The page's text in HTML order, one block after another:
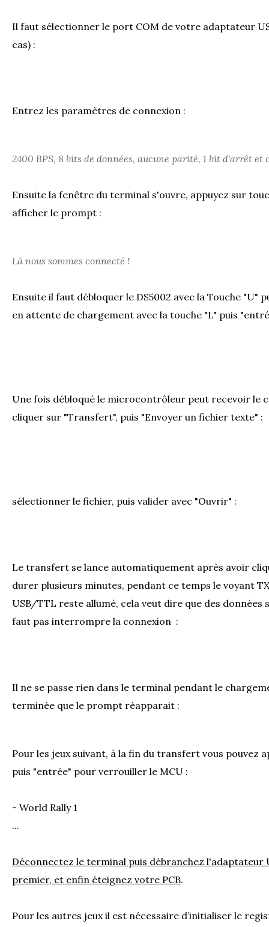
Il faut sélectionner le port COM de votre adaptateur
cas) :
Entrez les paramètres de connexion :
2400 BPS, 8 bits de données, aucune parité, 1 bit d'arrêt
Ensuite la fenêtre du terminal s'ouvre, appuyez sur
afficher le prompt :
Là nous sommes connecté !
Ensuite il faut débloquer le DS5002 avec la Touche "U"
en attente de chargement avec la touche "L" puis
Une fois débloqué le microcontrôleur peut recevoir le
cliquer sur "Transfert", puis "Envoyer un fichier texte" :
sélectionner le fichier, puis valider avec "Ouvrir" :
Le transfert se lance automatiquement après avoir
durer plusieurs minutes, pendant ce temps le voyant
USB/TTL reste allumé, cela veut dire que des données
faut pas interrompre la connexion :
Il ne se passe rien dans le terminal pendant le
terminée que le prompt réapparait :
Pour les jeux suivant, à la fin du transfert vous pouvez
puis "entrée" pour verrouiller le MCU :
- World Rally 1
...
Déconnectez le terminal puis débranchez l'adaptateur
premier, et enfin éteignez votre PCB.
Pour les autres jeux il est nécessaire d’initialiser le